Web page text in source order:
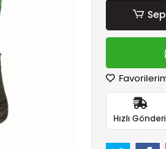
Hızlı Gönderi